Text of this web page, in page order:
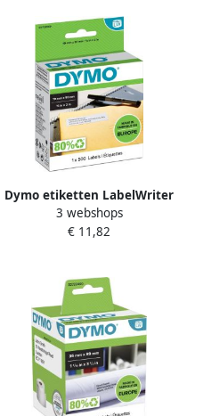
Dymo etiketten LabelWriter
ft 19 x 51 mm
verwijderbaar wit 500
3 webshops
€ 11,82